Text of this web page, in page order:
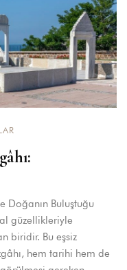
Doğanın Buluştuğu
güzellikleriyle
biridir. Bu eşsiz
hem tarihi hem de